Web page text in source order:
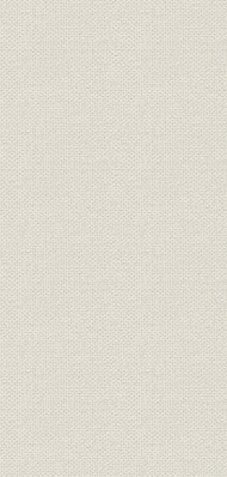
事業所
生産
沿革
通貨
金融機関